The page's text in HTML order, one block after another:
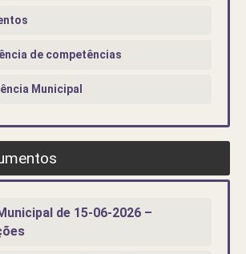
de competências
Municipal
de 15-06-2026 –